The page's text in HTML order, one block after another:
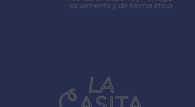
localmente y de forma ética